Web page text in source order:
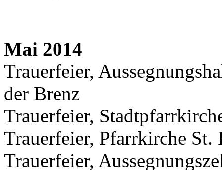
Mai 2014
Trauerfeier,
der Brenz
Trauerfeier,
Trauerfeier, Pfarrkirche St.
Trauerfeier,